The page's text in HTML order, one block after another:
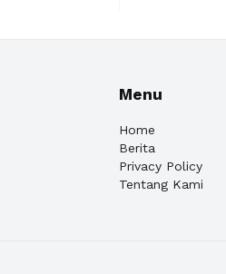
Menu
Home
Berita
Privacy Policy
Tentang Kami